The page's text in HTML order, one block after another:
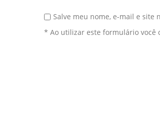
Salve meu nome, e-mail e site
* Ao utilizar este formulário você